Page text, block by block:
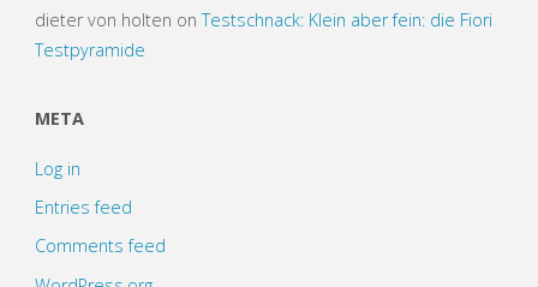
dieter von holten onTestschnack: Klein aber fein: die Fiori
Testpyramide
META
Log in
Entries feed
Comments feed